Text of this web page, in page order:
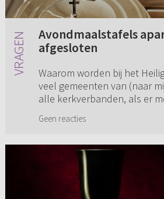
Avondmaalstafels
afgesloten
Waarom worden bij het
veel gemeenten van (naar
alle kerkverbanden, als er
Is het niet zo dat er ...
Geen reacties